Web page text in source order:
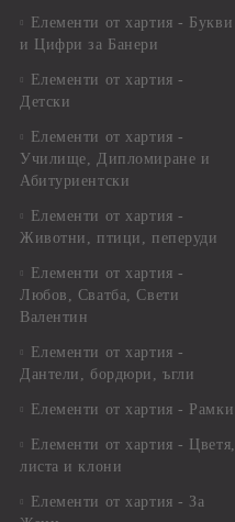
Елементи от хартия - Букви
и Цифри за Банери
Елементи от хартия -
Детски
Елементи от хартия -
Училище, Дипломиране и
Абитуриентски
Елементи от хартия -
Животни, птици, пеперуди
Елементи от хартия -
Любов, Сватба, Свети
Валентин
Елементи от хартия -
Дантели, бордюри, ъгли
Елементи от хартия - Рамки
Елементи от хартия - Цветя,
листа и клони
Елементи от хартия - За